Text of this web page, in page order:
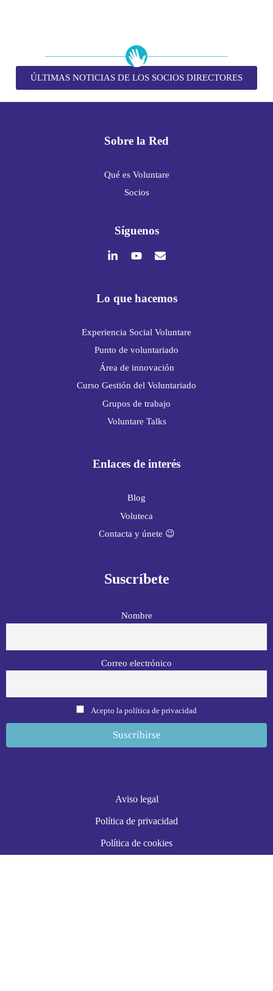
ÚLTIMAS NOTICIAS DE LOS SOCIOS DIRECTORES
Sobre la Red
Qué es Voluntare
Socios
Síguenos
Lo que hacemos
Experiencia Social Voluntare
Punto de voluntariado
Área de innovación
Curso Gestión del Voluntariado
Grupos de trabajo
Voluntare Talks
Enlaces de interés
Blog
Voluteca
Contacta y únete 😉
Suscríbete
Nombre
Correo electrónico
Acepto la política de privacidad
Aviso legal
Política de privacidad
Política de cookies